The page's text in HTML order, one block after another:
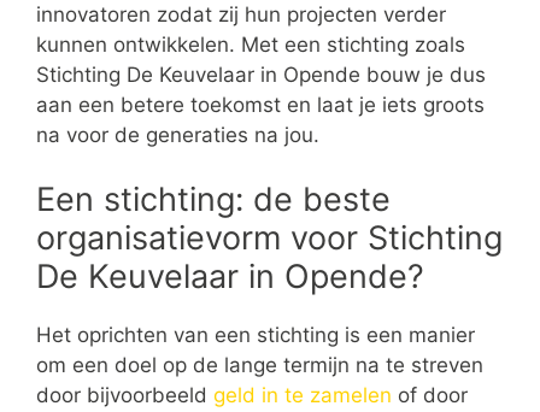
innovatoren zodat zij hun projecten verder
kunnen ontwikkelen. Met een stichting zoals
Stichting De Keuvelaar in Opende bouw je dus
aan een betere toekomst en laat je iets groots
na voor de generaties na jou.
Een stichting: de beste
organisatievorm voor Stichting
De Keuvelaar in Opende?
Het oprichten van een stichting is een manier
om een doel op de lange termijn na te streven
door bijvoorbeeld geld in te zamelen of door